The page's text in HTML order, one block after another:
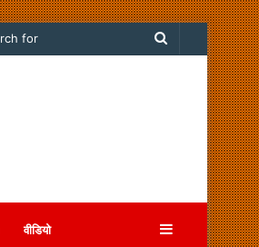
Search
वीडियो Sidebar